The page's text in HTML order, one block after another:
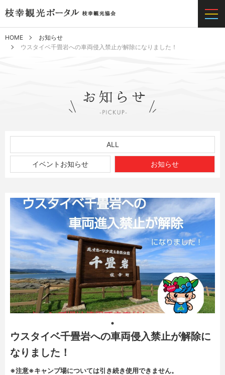
HOME
お知らせ
ウスタイベ千畳岩への車両侵入禁止が解除になりました！
ALL
イベントお知らせ お知らせ
ウスタイベ千畳岩への車両侵入禁止が解除に
なりました！
※注意※キャンプ場については引き続き使用できません。